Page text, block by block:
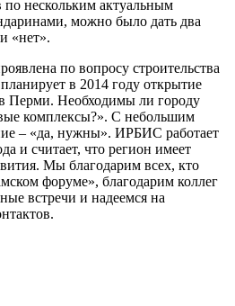
по нескольким актуальным
можно было дать два
«нет».
по вопросу строительства
в 2014 году открытие
Перми. Необходимы ли городу
комплексы?». С небольшим
– «да, нужны». ИРБИС работает
и считает, что регион имеет
Мы благодарим всех, кто
форуме», благодарим коллег
встречи и надеемся на